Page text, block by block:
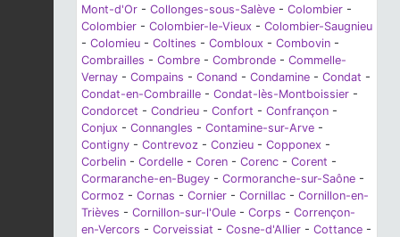
Mont-d'Or - Collonges-sous-Salève - Colombier -
Colombier - Colombier-le-Vieux - Colombier-Saugnieu
- Colomieu - Coltines - Combloux - Combovin -
Combrailles - Combre - Combronde - Commelle-
Vernay - Compains - Conand - Condamine - Condat -
Condat-en-Combraille - Condat-lès-Montboissier -
Condorcet - Condrieu - Confort - Confrançon -
Conjux - Connangles - Contamine-sur-Arve -
Contigny - Contrevoz - Conzieu - Copponex -
Corbelin - Cordelle - Coren - Corenc - Corent -
Cormaranche-en-Bugey - Cormoranche-sur-Saône -
Cormoz - Cornas - Cornier - Cornillac - Cornillon-en-
Trièves - Cornillon-sur-l'Oule - Corps - Corrençon-
en-Vercors - Corveissiat - Cosne-d'Allier - Cottance -